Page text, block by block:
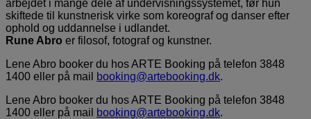
arbejdet i mange dele af undervisningssystemet, før hun
skiftede til kunstnerisk virke som koreograf og danser efter
ophold og uddannelse i udlandet.
Rune Abro er filosof, fotograf og kunstner.
Lene Abro booker du hos ARTE Booking på telefon 3848
1400 eller på mail
booking@artebooking.dk.
Lene Abro booker du hos ARTE Booking på telefon 3848
1400 eller på mail
booking@artebooking.dk.